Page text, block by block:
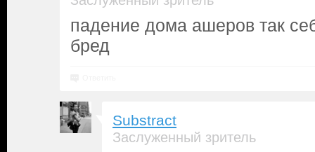
падение дома ашеров так
бред
Substract
Заслуженный зритель